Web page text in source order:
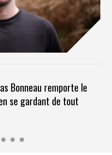
Bonneau remporte le
se gardant de tout